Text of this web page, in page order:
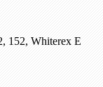
152, Whiterex E